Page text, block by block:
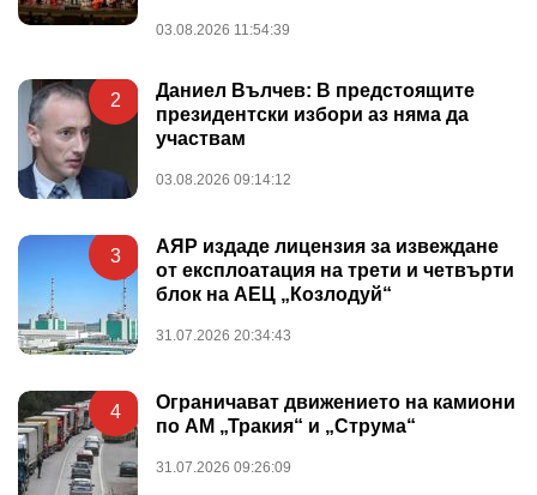
03.08.2026 11:54:39
2
Даниел Вълчев: В предстоящите
президентски избори аз няма да
участвам
03.08.2026 09:14:12
3
АЯР издаде лицензия за извеждане
от експлоатация на трети и четвърти
блок на АЕЦ „Козлодуй“
31.07.2026 20:34:43
4
Ограничават движението на камиони
по АМ „Тракия“ и „Струма“
31.07.2026 09:26:09